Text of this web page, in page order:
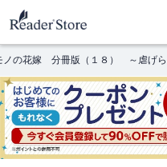
ノの花嫁 分冊版（１８） ～虐げら